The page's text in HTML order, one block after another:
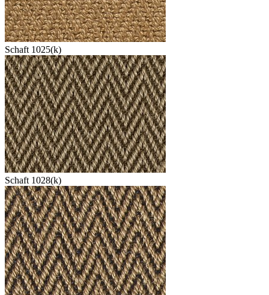
Schaft 1025(k)
Schaft 1028(k)